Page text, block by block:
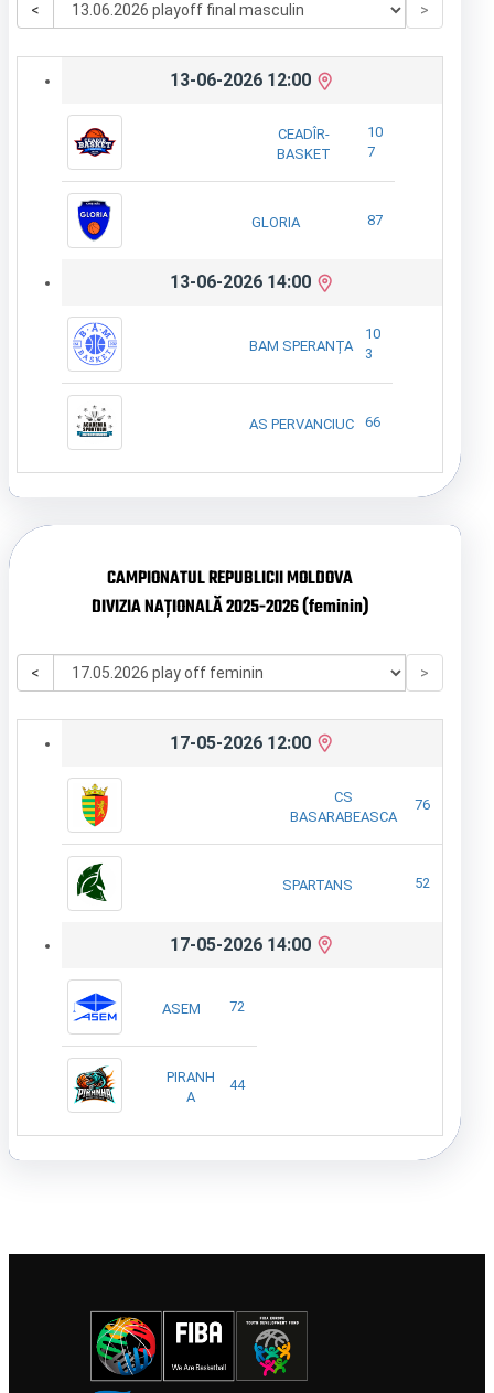
< >
13-06-2026 12:00
CEADÎR-
BASKET
10
7
GLORIA 87
13-06-2026 14:00
BAM SPERANȚA
10
3
AS PERVANCIUC 66
CAMPIONATUL REPUBLICII MOLDOVA
DIVIZIA NAȚIONALĂ 2025-2026 (feminin)
< >
17-05-2026 12:00
CS
BASARABEASCA
76
SPARTANS 52
17-05-2026 14:00
ASEM 72
PIRANH
A
44